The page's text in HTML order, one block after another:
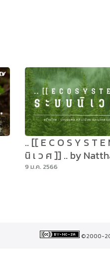
.. [[ E C O S Y S T
นิ เ ว ศ ]] .. by
9 ม.ค. 2566
©2000-